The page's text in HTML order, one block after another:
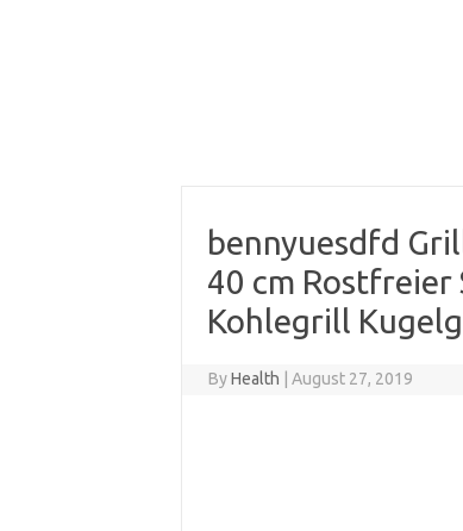
bennyuesdfd
40 cm
Kohlegrill
ByHealth August 27, 2019